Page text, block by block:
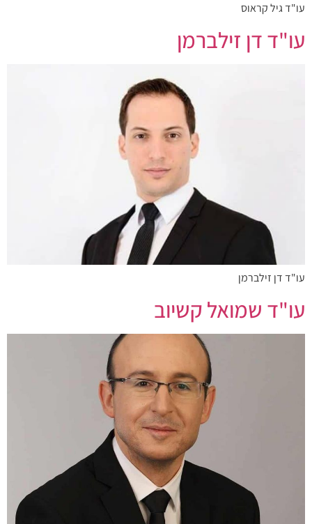
עו"ד גיל קראוס
עו"ד דן זילברמן
עו"ד דן זילברמן
עו"ד שמואל קשיוב